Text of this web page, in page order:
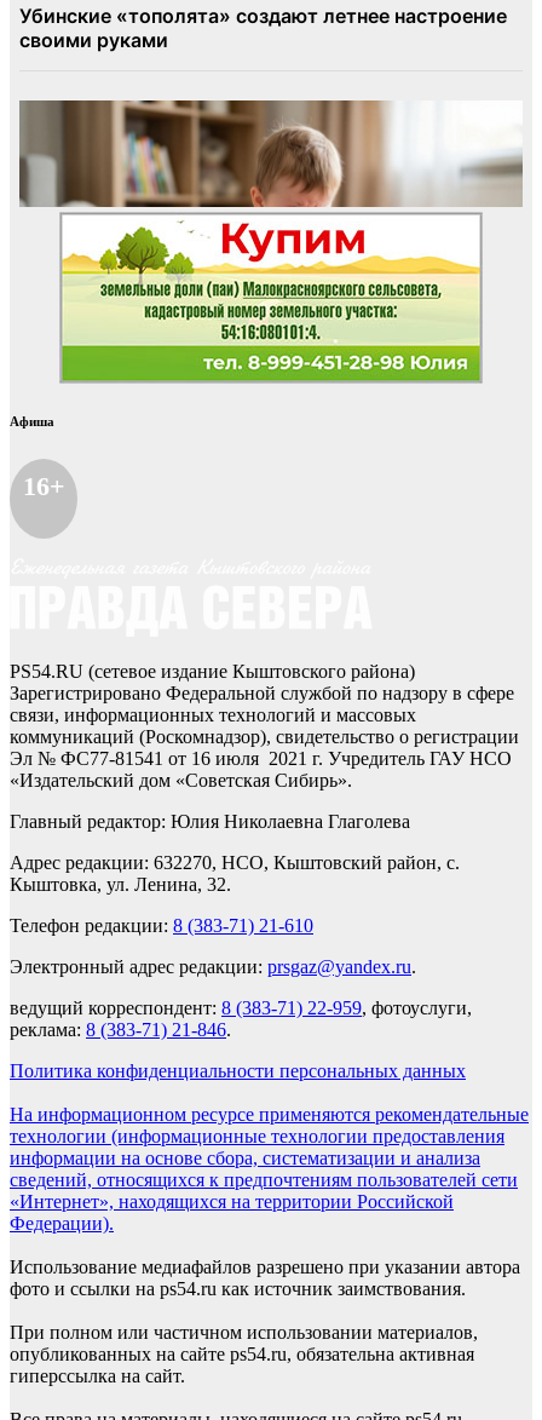
Афиша
16+
PS54.RU (сетевое издание Кыштовского района)
Зарегистрировано Федеральной службой по надзору в сфере
связи, информационных технологий и массовых
коммуникаций (Роскомнадзор), свидетельство о регистрации
Эл № ФС77-81541 от 16 июля 2021 г. Учредитель ГАУ НСО
«Издательский дом «Советская Сибирь».
Главный редактор: Юлия Николаевна Глаголева
Адрес редакции: 632270, НСО, Кыштовский район, с.
Кыштовка, ул. Ленина, 32.
Телефон редакции: 8 (383-71) 21-610
Электронный адрес редакции: prsgaz@yandex.ru.
ведущий корреспондент: 8 (383-71) 22-959, фотоуслуги,
реклама: 8 (383-71) 21-846.
Политика конфиденциальности персональных данных
На информационном ресурсе применяются рекомендательные
технологии (информационные технологии предоставления
информации на основе сбора, систематизации и анализа
сведений, относящихся к предпочтениям пользователей сети
«Интернет», находящихся на территории Российской
Федерации).
Использование медиафайлов разрешено при указании автора
фото и ссылки на ps54.ru как источник заимствования.
При полном или частичном использовании материалов,
опубликованных на сайте ps54.ru, обязательна активная
гиперссылка на сайт.